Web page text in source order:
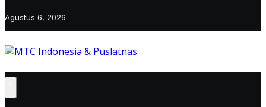
Agustus 6, 2026